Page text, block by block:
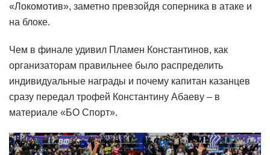
«Локомотив», заметно превзойдя соперника в атаке и
на блоке.
Чем в финале удивил Пламен Константинов, как
организаторам правильнее было распределить
индивидуальные награды и почему капитан казанцев
сразу передал трофей Константину Абаеву – в
материале «БО Спорт».